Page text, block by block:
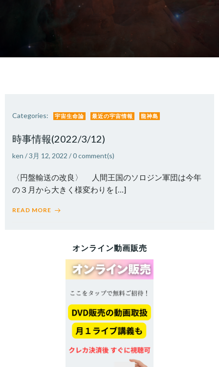
Categories: 宇宙生命論 最近の宇宙情報 龍神島
時事情報(2022/3/12)
ken /3月 12, 2022 /0comment(s)
〈円盤輸送の改良〉 人間王国のソロジン軍団は今年
の３月から大きく様変わりを […]
READ MORE
オンライン動画販売